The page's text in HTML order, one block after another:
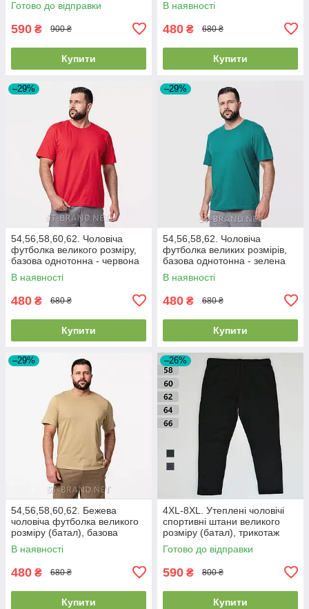
Готово до відправки
590 ₴ 900 ₴
Купити
В наявності
480 ₴ 680 ₴
Купити
–29%
54,56,58,60,62. Чоловіча
футболка великого розміру,
базова однотонна - червона
(теракотова)
В наявності
480 ₴ 680 ₴
Купити
–29%
54,56,58,62. Чоловіча
футболка великих розмірів,
базова однотонна - зелена
(морська хвиля)
В наявності
480 ₴ 680 ₴
Купити
–29%
54,56,58,60,62. Бежева
чоловіча футболка великого
розміру (батал), базова
однотонна
В наявності
480 ₴ 680 ₴
Купити
–26%
4XL-8XL. Утеплені чоловічі
спортивні штани великого
розміру (батал), трикотаж
тринитка - чорні
Готово до відправки
590 ₴ 800 ₴
Купити